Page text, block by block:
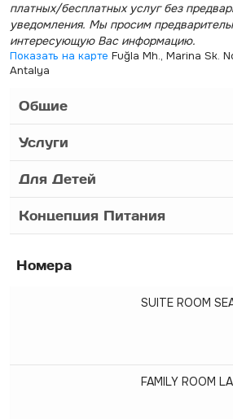
платных/бесплатных услуг без
уведомления. Мы просим
интересующую Вас информацию.
Показать на карте Fuğla Mh., Marina Sk.
Antalya
Общие
Услуги
Для Детей
Концепция Питания
Номера
SUITE ROOM
FAMILY ROOM